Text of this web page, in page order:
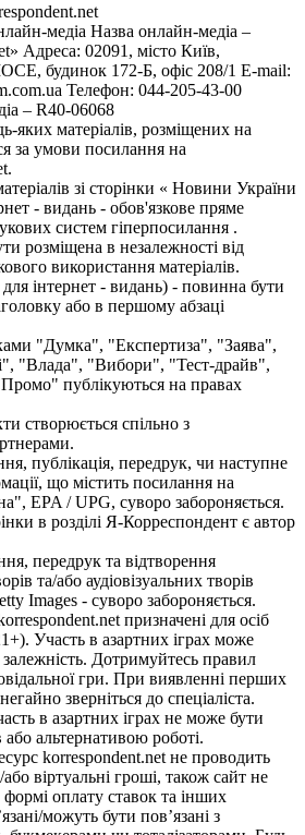
медіа Назва онлайн-медіа –
Адреса: 02091, місто Київ,
будинок 172-Б, офіс 208/1 E-mail:
Телефон: 044-205-43-00
– R40-06068
яких матеріалів, розміщених на
за умови посилання на
зі сторінки « Новини України
- видань - обов'язкове пряме
систем гіперпосилання .
розміщена в незалежності від
використання матеріалів.
інтернет - видань) - повинна бути
або в першому абзаці
"Думка", "Експертиза", "Заява",
"Влада", "Вибори", "Тест-драйв",
публікуються на правах
створюється спільно з
публікація, передрук, чи наступне
що містить посилання на
EPA / UPG, суворо забороняється.
в розділі Я-Корреспондент є автор
передрук та відтворення
та/або аудіовізуальних творів
Images - суворо забороняється.
призначені для осіб
Участь в азартних іграх може
Дотримуйтесь правил
гри. При виявленні перших
зверніться до спеціаліста.
в азартних іграх не може бути
альтернативою роботі.
korrespondent.net не проводить
або віртуальні гроші, також сайт не
оплату ставок та інших
можуть бути пов’язані з